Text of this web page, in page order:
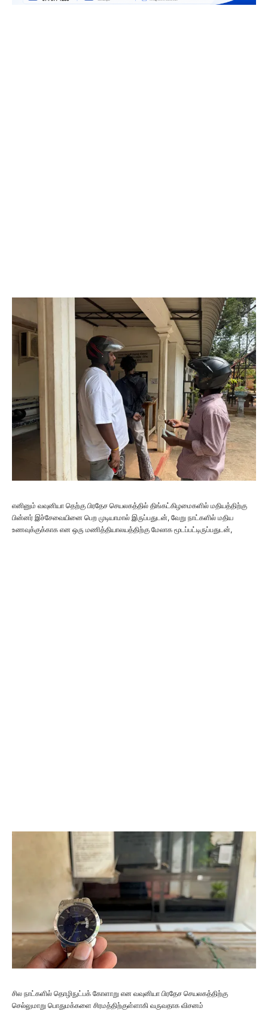
எனினும் வவுனியா தெற்கு பிரதேச செயலகத்தில் திங்கட்கிழமைகளில் மதியத்திற்கு
பின்னர் இச்சேவையினை பெற முடியாமால் இருப்பதுடன், வேறு நாட்களில் மதிய
உணவுக்குக்காக என ஒரு மணித்தியாலயத்திற்கு மேலாக மூடப்பட்டிருப்பதுடன்,
சில நாட்களில் தொழிநுட்பக் கோளாறு என வவுனியா பிரதேச செயலகத்திற்கு
செல்லுமாறு பொதுமக்களை சிரமத்திற்குள்ளாகி வருவதாக விசனம்